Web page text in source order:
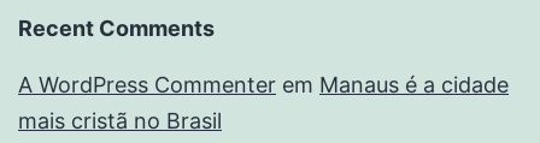
Recent Comments
A WordPress Commenter em Manaus é a cidade
mais cristã no Brasil